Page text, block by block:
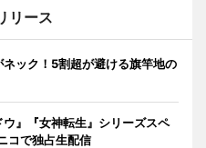
リース
ック！5割超が避ける旗竿地の
』『女神転生』シリーズスペ
コで独占生配信